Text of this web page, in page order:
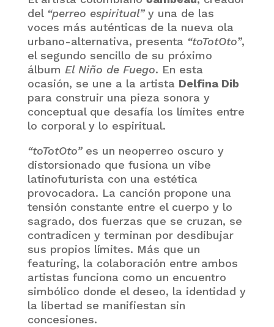
del “perreo espiritual”y una de las
voces más auténticas de la nueva ola
urbano-alternativa, presenta “toTotOto”,
el segundo sencillo de su próximo
álbum El Niño de Fuego. En esta
ocasión, se une a la artista Delfina Dib
para construir una pieza sonora y
conceptual que desafía los límites entre
lo corporal y lo espiritual.
“toTotOto” es un neoperreo oscuro y
distorsionado que fusiona un vibe
latinofuturista con una estética
provocadora. La canción propone una
tensión constante entre el cuerpo y lo
sagrado, dos fuerzas que se cruzan, se
contradicen y terminan por desdibujar
sus propios límites. Más que un
featuring, la colaboración entre ambos
artistas funciona como un encuentro
simbólico donde el deseo, la identidad y
la libertad se manifiestan sin
concesiones.